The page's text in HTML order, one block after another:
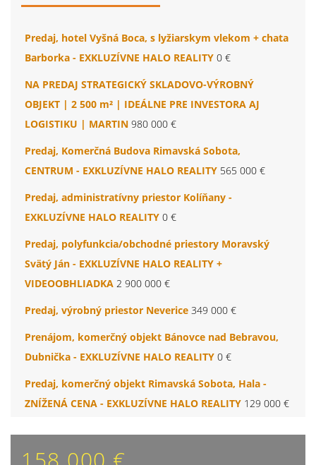
Predaj, hotel Vyšná Boca, s lyžiarskym vlekom + chata
Barborka - EXKLUZÍVNE HALO REALITY 0 €
NA PREDAJ STRATEGICKÝ SKLADOVO-VÝROBNÝ
OBJEKT | 2 500 m² | IDEÁLNE PRE INVESTORA AJ
LOGISTIKU | MARTIN 980 000 €
Predaj, Komerčná Budova Rimavská Sobota,
CENTRUM - EXKLUZÍVNE HALO REALITY 565 000 €
Predaj, administratívny priestor Kolíňany -
EXKLUZÍVNE HALO REALITY 0 €
Predaj, polyfunkcia/obchodné priestory Moravský
Svätý Ján - EXKLUZÍVNE HALO REALITY +
VIDEOOBHLIADKA 2 900 000 €
Predaj, výrobný priestor Neverice 349 000 €
Prenájom, komerčný objekt Bánovce nad Bebravou,
Dubnička - EXKLUZÍVNE HALO REALITY 0 €
Predaj, komerčný objekt Rimavská Sobota, Hala -
ZNÍŽENÁ CENA - EXKLUZÍVNE HALO REALITY 129 000 €